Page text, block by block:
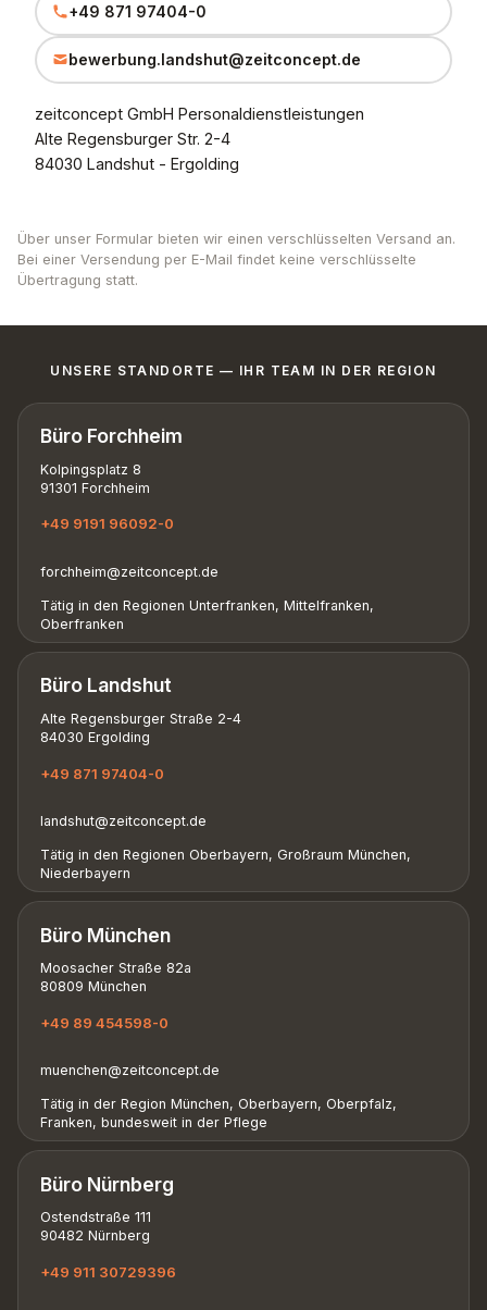
+49 871 97404-0
bewerbung.landshut@zeitconcept.de
zeitconcept GmbH Personaldienstleistungen
Alte Regensburger Str. 2-4
84030 Landshut - Ergolding
Über unser Formular bieten wir einen verschlüsselten Versand an.
Bei einer Versendung per E-Mail findet keine verschlüsselte
Übertragung statt.
UNSERE STANDORTE — IHR TEAM IN DER REGION
Büro Forchheim
Kolpingsplatz 8
91301 Forchheim
+49 9191 96092-0
forchheim@zeitconcept.de
Tätig in den Regionen Unterfranken, Mittelfranken,
Oberfranken
Büro Landshut
Alte Regensburger Straße 2-4
84030 Ergolding
+49 871 97404-0
landshut@zeitconcept.de
Tätig in den Regionen Oberbayern, Großraum München,
Niederbayern
Büro München
Moosacher Straße 82a
80809 München
+49 89 454598-0
muenchen@zeitconcept.de
Tätig in der Region München, Oberbayern, Oberpfalz,
Franken, bundesweit in der Pflege
Büro Nürnberg
Ostendstraße 111
90482 Nürnberg
+49 911 30729396